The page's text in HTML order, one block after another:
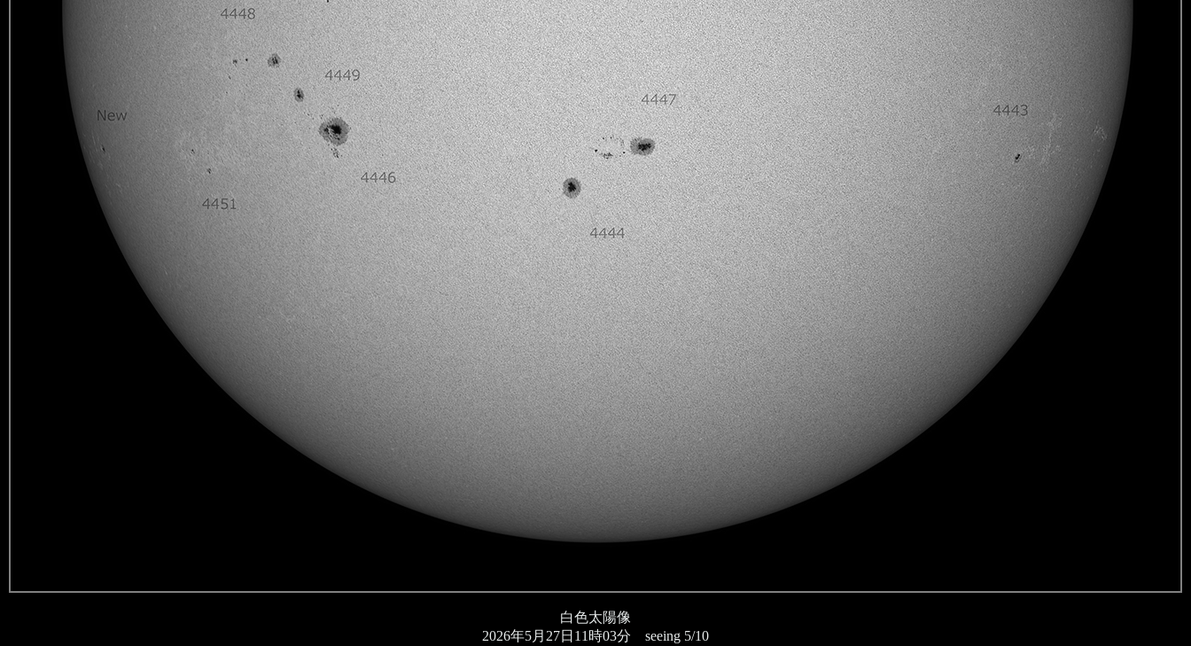
白色太陽像
2026年5月27日11時03分 seeing 5/10